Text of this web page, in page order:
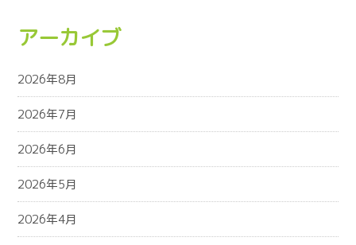
アーカイブ
2026年8月
2026年7月
2026年6月
2026年5月
2026年4月